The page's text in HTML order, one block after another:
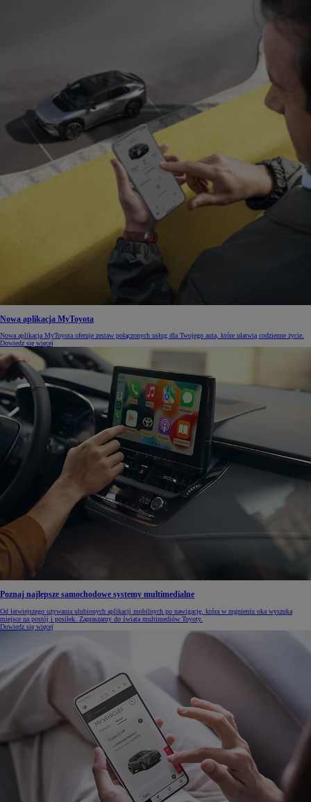
Nowa aplikacja MyToyota
Nowa aplikacja MyToyota oferuje zestaw połączonych usług dla Twojego auta, które ułatwią codzienne życie.
Dowiedz się więcej
Poznaj najlepsze samochodowe systemy multimedialne
Od łatwiejszego używania ulubionych aplikacji mobilnych po nawigację, która w mgnieniu oka wyszuka
miejsce na postój i posiłek. Zapraszamy do świata multimediów Toyoty.
Dowiedz się więcej